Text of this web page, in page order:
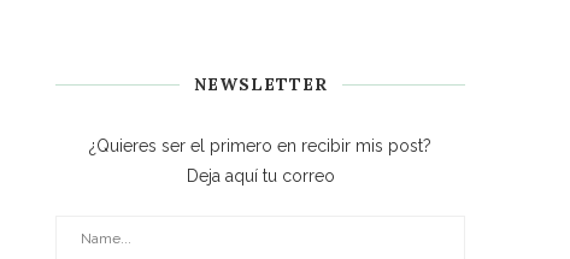
NEWSLETTER
¿Quieres ser el primero en recibir mis post?
Deja aquí tu correo